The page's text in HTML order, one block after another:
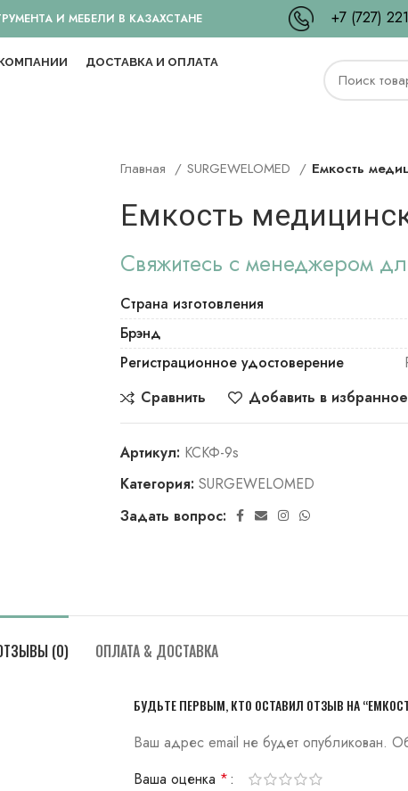
И МЕБЕЛИ В КАЗАХСТАНЕ +7 (727)
ДОСТАВКА И ОПЛАТА
Главная SURGEWELOMED Емкость
Емкость
Свяжитесь с менеджером
Страна изготовления
Брэнд
Регистрационное удостоверение
Сравнить
Добавить в избранное
Артикул: КСКФ-9s
Категория: SURGEWELOMED
Задать вопрос:
(0) ОПЛАТА & ДОСТАВКА
БУДЬТЕ ПЕРВЫМ, КТО ОСТАВИЛ ОТЗЫВ НА
Ваш адрес email не будет опубликован.
Ваша оценка *